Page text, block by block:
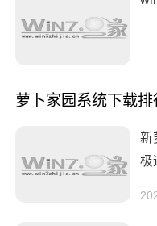
萝卜家园系统下载排
新
极